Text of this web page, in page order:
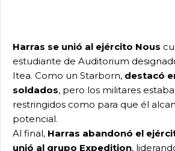
Harras se unió al ejército Nous
estudiante de Auditorium
Itea. Como un Starborn, destacó
soldados, pero los militares
restringidos como para que él
potencial.
Al final, Harras abandonó el
unió al grupo Expedition,